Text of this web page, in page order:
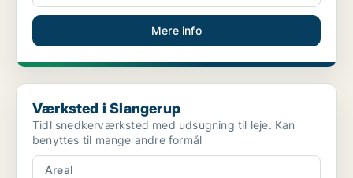
Mere info
Værksted i Slangerup
Værksted i Slangerup
Tidl snedkerværksted med udsugning til leje. Kan
benyttes til mange andre formål
Areal